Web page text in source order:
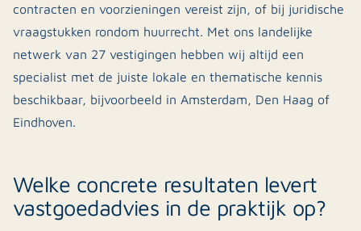
contracten en voorzieningen vereist zijn, of bij juridische
vraagstukken rondom huurrecht. Met ons landelijke
netwerk van 27 vestigingen hebben wij altijd een
specialist met de juiste lokale en thematische kennis
beschikbaar, bijvoorbeeld in Amsterdam, Den Haag of
Eindhoven.
Welke concrete resultaten levert
vastgoedadvies in de praktijk op?